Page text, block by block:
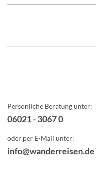
Persönliche Beratung unter:
06021 - 3067 0
oder per E-Mail unter:
info@wanderreisen.de